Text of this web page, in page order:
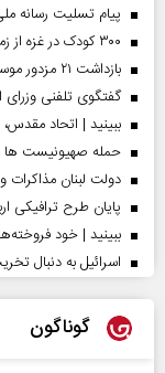
پیام تسلیت رسانه
۳۰۰ کودک در غزه از زمان اعلام آتش بس تا کنون کشته شدند
بازداشت ۲۱ مزدور موساد و ۴ شرور مسلح در استان کرمان
گفتگوی تلفنی وزرای
ببینید | اتحاد
حمله صهیونیست ها
دولت لبنان مذاکرات
پایان طرح ترافیکی اربعین ۱۴۰۵ پلیس راهور فراجا با ثبت
ببینید | خود
اسرائیل به دنبال
گوناگون